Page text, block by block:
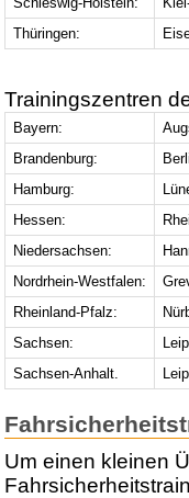
Thüringen:
Trainingszentren
Bayern:
Brandenburg:
Hamburg:
Hessen:
Niedersachsen:
Nordrhein-Westfalen:
Rheinland-Pfalz:
Sachsen:
Sachsen-Anhalt.
Um einen kleinen